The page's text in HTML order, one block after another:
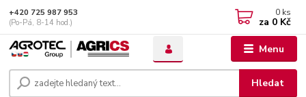
Menu
Hledat
+420 725 987 953
(Po-Pá, 8-14 hod.)
0 ks
za 0 Kč